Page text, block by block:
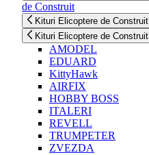
de Construit
Kituri Elicoptere de Construit
Kituri Elicoptere de Construit
AMODEL
EDUARD
KittyHawk
AIRFIX
HOBBY BOSS
ITALERI
REVELL
TRUMPETER
ZVEZDA